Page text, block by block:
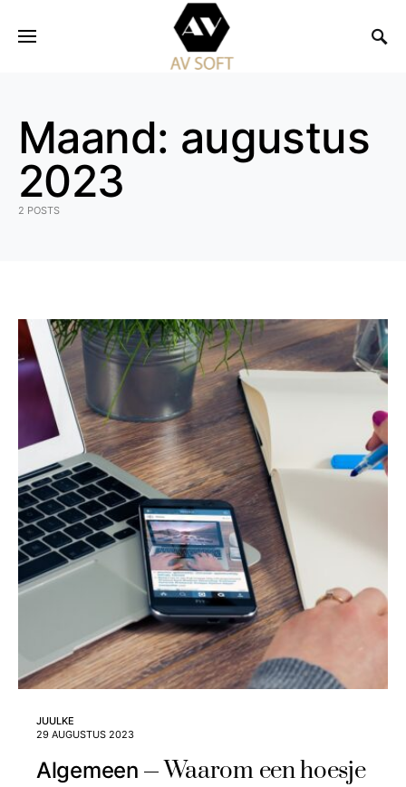
Maand: augustus
2023
2 POSTS
JUULKE
29 AUGUSTUS 2023
Algemeen
Waarom een hoesje